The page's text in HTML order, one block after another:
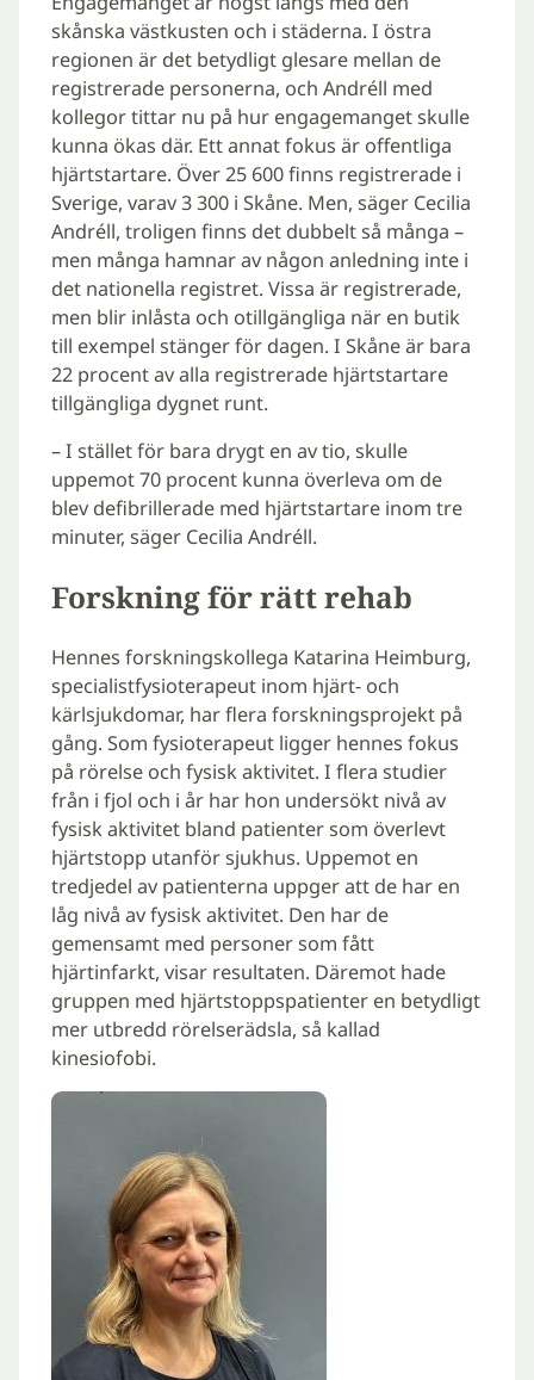
skånska västkusten och i städerna. I östra
regionen är det betydligt glesare mellan de
registrerade personerna, och Andréll med
kollegor tittar nu på hur engagemanget skulle
kunna ökas där. Ett annat fokus är offentliga
hjärtstartare. Över 25 600 finns registrerade i
Sverige, varav 3 300 i Skåne. Men, säger Cecilia
Andréll, troligen finns det dubbelt så många –
men många hamnar av någon anledning inte i
det nationella registret. Vissa är registrerade,
men blir inlåsta och otillgängliga när en butik
till exempel stänger för dagen. I Skåne är bara
22 procent av alla registrerade hjärtstartare
tillgängliga dygnet runt.
– I stället för bara drygt en av tio, skulle
uppemot 70 procent kunna överleva om de
blev defibrillerade med hjärtstartare inom tre
minuter, säger Cecilia Andréll.
Forskning för rätt rehab
Hennes forskningskollega Katarina Heimburg,
specialistfysioterapeut inom hjärt- och
kärlsjukdomar, har flera forskningsprojekt på
gång. Som fysioterapeut ligger hennes fokus
på rörelse och fysisk aktivitet. I flera studier
från i fjol och i år har hon undersökt nivå av
fysisk aktivitet bland patienter som överlevt
hjärtstopp utanför sjukhus. Uppemot en
tredjedel av patienterna uppger att de har en
låg nivå av fysisk aktivitet. Den har de
gemensamt med personer som fått
hjärtinfarkt, visar resultaten. Däremot hade
gruppen med hjärtstoppspatienter en betydligt
mer utbredd rörelserädsla, så kallad
kinesiofobi.